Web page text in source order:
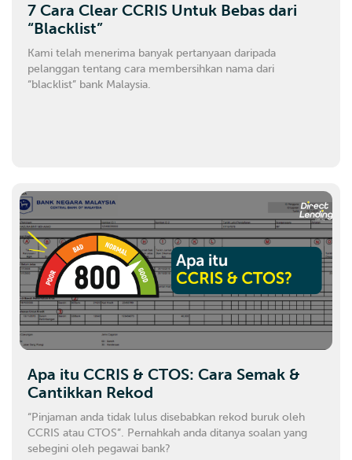
7 Cara Clear CCRIS Untuk Bebas dari
“Blacklist”
Kami telah menerima banyak pertanyaan daripada
pelanggan tentang cara membersihkan nama dari
“blacklist” bank Malaysia.
Apa itu CCRIS & CTOS: Cara Semak &
Cantikkan Rekod
“Pinjaman anda tidak lulus disebabkan rekod buruk oleh
CCRIS atau CTOS”. Pernahkah anda ditanya soalan yang
sebegini oleh pegawai bank?